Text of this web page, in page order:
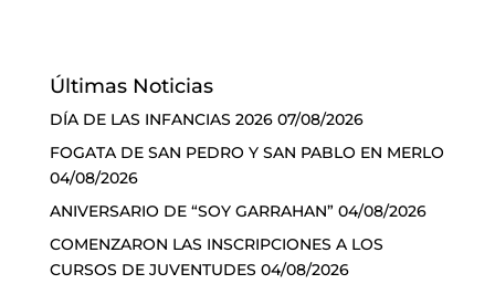
Últimas Noticias
DÍA DE LAS INFANCIAS 2026 07/08/2026
FOGATA DE SAN PEDRO Y SAN PABLO EN MERLO
04/08/2026
ANIVERSARIO DE “SOY GARRAHAN” 04/08/2026
COMENZARON LAS INSCRIPCIONES A LOS
CURSOS DE JUVENTUDES 04/08/2026